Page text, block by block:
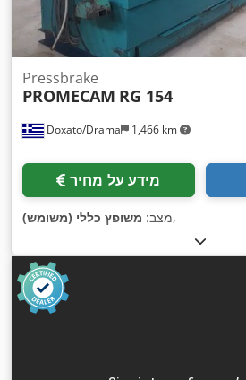
Doxato/Drama 1,466 km
Pressbrake
PROMECAM RG 154
מידע על מחיר
מצב: משופץ כללי (משומש) ,